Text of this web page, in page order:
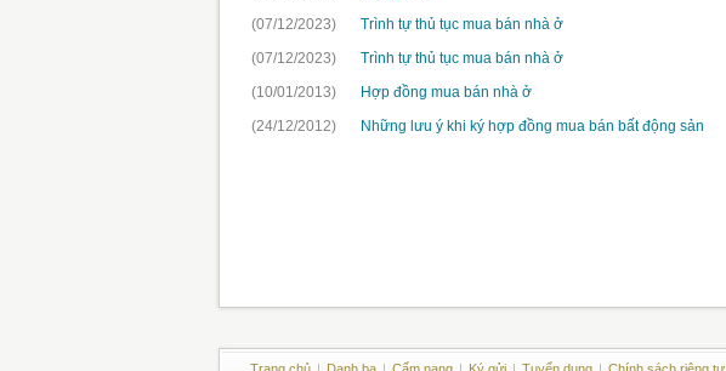
(07/12/2023)
Trình tự thủ tục mua bán nhà ở
(07/12/2023)
Trình tự thủ tục mua bán nhà ở
(10/01/2013)
Hợp đồng mua bán nhà ở
(24/12/2012)
Những lưu ý khi ký hợp đồng mua bán bất động sản